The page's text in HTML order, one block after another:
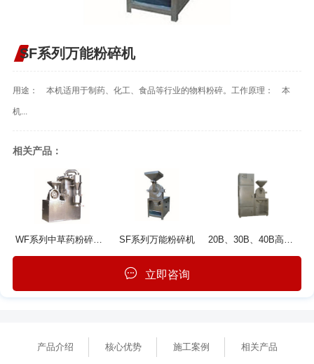
SF系列万能粉碎机
用途： 本机适用于制药、化工、食品等行业的物料粉碎。工作原理： 本
机...
相关产品：
WF系列中草药粉碎机组 SF系列万能粉碎机 20B、30B、40B高效万能除尘粉碎机组
立即咨询
产品介绍 核心优势 施工案例 相关产品